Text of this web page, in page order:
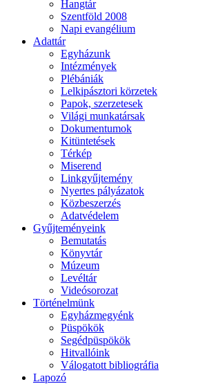
Hangtár
Szentföld 2008
Napi evangélium
Adattár
Egyházunk
Intézmények
Plébániák
Lelkipásztori körzetek
Papok, szerzetesek
Világi munkatársak
Dokumentumok
Kitüntetések
Térkép
Miserend
Linkgyűjtemény
Nyertes pályázatok
Közbeszerzés
Adatvédelem
Gyűjteményeink
Bemutatás
Könyvtár
Múzeum
Levéltár
Videósorozat
Történelmünk
Egyházmegyénk
Püspökök
Segédpüspökök
Hitvallóink
Válogatott bibliográfia
Lapozó